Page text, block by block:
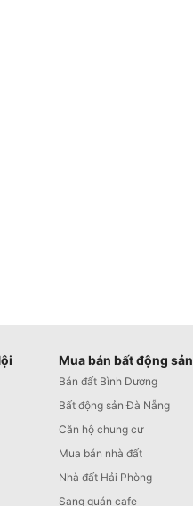
Mua bán bất động sản
Bán đất Bình Dương
Bất động sản Đà Nẵng
Căn hộ chung cư
Mua bán nhà đất
Nhà đất Hải Phòng
Sang quán cafe